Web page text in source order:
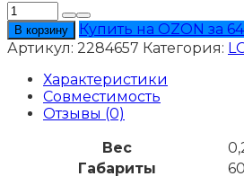
Количество
товара
Подсветка
LG
32LX761H
В корзину
Купить на OZON за
Артикул: 2284657 Категория:
Характеристики
Совместимость
Отзывы (0)
Вес
Габариты